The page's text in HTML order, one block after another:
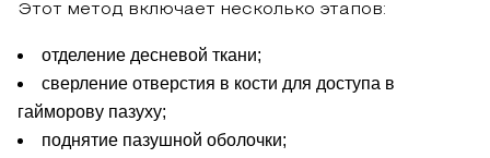
Этот метод включает несколько этапов:
отделение десневой ткани;
сверление отверстия в кости для доступа в
гайморову пазуху;
поднятие пазушной оболочки;